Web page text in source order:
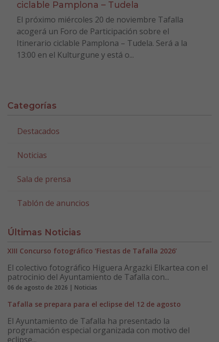
ciclable Pamplona – Tudela
El próximo miércoles 20 de noviembre Tafalla
acogerá un Foro de Participación sobre el
Itinerario ciclable Pamplona – Tudela. Será a la
13:00 en el Kulturgune y está o...
Categorías
Destacados
Noticias
Sala de prensa
Tablón de anuncios
Últimas Noticias
XIII Concurso fotográfico ‘Fiestas de Tafalla 2026’
El colectivo fotográfico Higuera Argazki Elkartea con el
patrocinio del Ayuntamiento de Tafalla con...
06 de agosto de 2026 | Noticias
Tafalla se prepara para el eclipse del 12 de agosto
El Ayuntamiento de Tafalla ha presentado la
programación especial organizada con motivo del
eclipse...